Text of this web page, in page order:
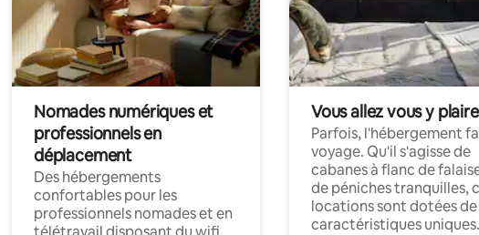
Nomades numériques et
professionnels en
déplacement
Des hébergements
confortables pour les
professionnels nomades et en
Vous allez vous y plaire
Parfois, l'hébergement
voyage. Qu'il s'agisse de
cabanes à flanc de
de péniches tranquilles,
locations sont dotées de
caractéristiques uniques.